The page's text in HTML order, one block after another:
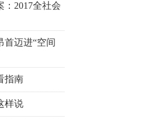
：2017全社会
首迈进“空间
指南
样说